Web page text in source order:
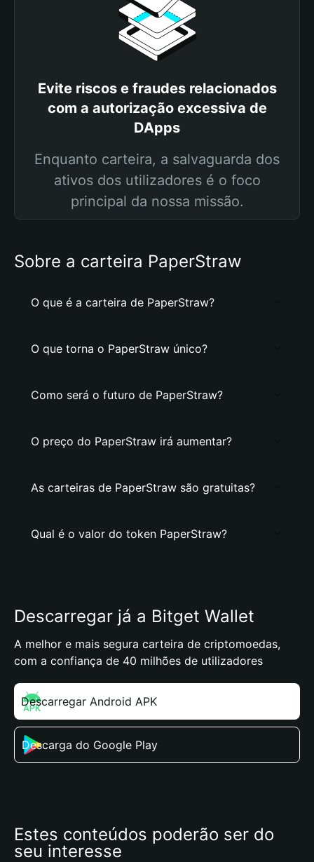
Evite riscos e fraudes relacionados
com a autorização excessiva de
DApps
Enquanto carteira, a salvaguarda dos
ativos dos utilizadores é o foco
principal da nossa missão.
Sobre a carteira PaperStraw
O que é a carteira de PaperStraw?
O que torna o PaperStraw único?
Como será o futuro de PaperStraw?
O preço do PaperStraw irá aumentar?
As carteiras de PaperStraw são gratuitas?
Qual é o valor do token PaperStraw?
Descarregar já a Bitget Wallet
A melhor e mais segura carteira de criptomoedas,
com a confiança de 40 milhões de utilizadores
Descarregar Android APK
Descarga do Google Play
Estes conteúdos poderão ser do
seu interesse